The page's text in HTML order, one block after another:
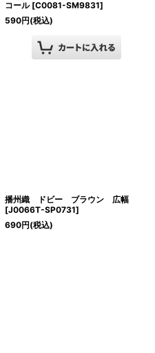
コール [C0081-SM9831]
590円(税込)
播州織 ドビー ブラウン 広幅
[J0066T-SP0731]
690円(税込)